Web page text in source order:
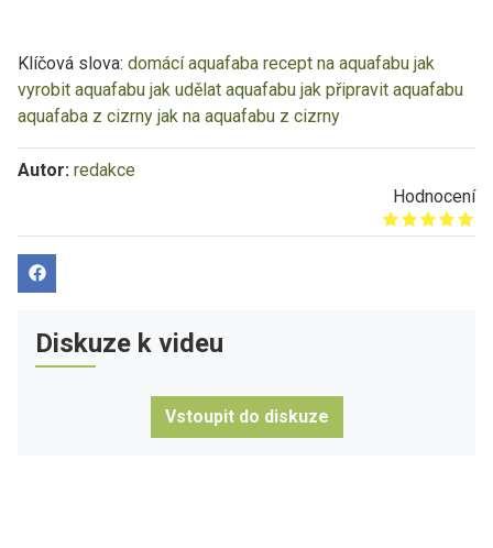
Klíčová slova: domácí aquafaba recept na aquafabu jak
vyrobit aquafabu jak udělat aquafabu jak připravit aquafabu
aquafaba z cizrny jak na aquafabu z cizrny
Autor: redakce
Hodnocení
Give it 1/5
Give it 2/5
Give it 3/5
Give it 4/5
Give it 5/5
Diskuze k videu
Vstoupit do diskuze